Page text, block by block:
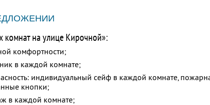
комнат на улице Кирочной»:
комфортности;
в каждой комнате;
индивидуальный сейф в каждой комнате,
кнопки;
в каждой комнате;